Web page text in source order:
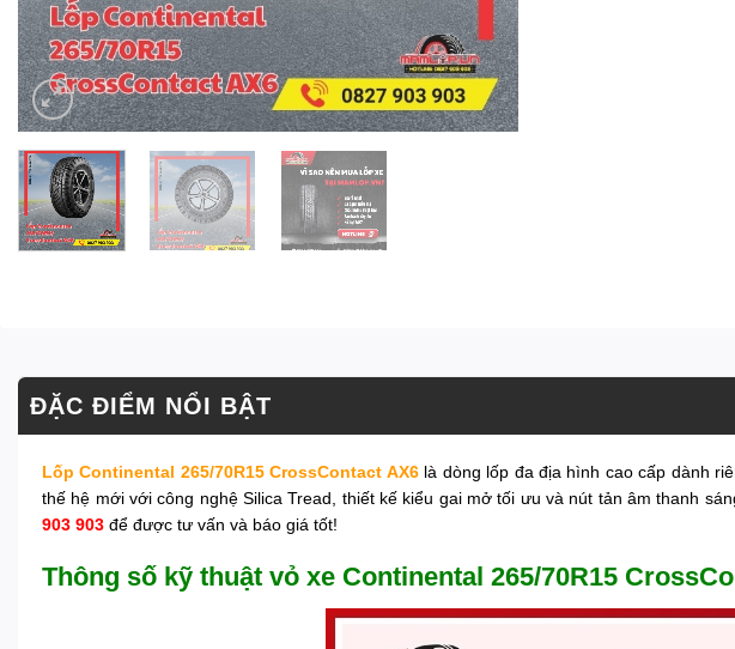
ĐẶC ĐIỂM NỔI BẬT
Lốp Continental 265/70R15 CrossContact AX6là dòng lốp đa địa hình cao cấp dành
thế hệ mới với công nghệ Silica Tread, thiết kế kiểu gai mở tối ưu và nút tản âm thanh
903 903 để được tư vấn và báo giá tốt!
Thông số kỹ thuật vỏ xe Continental 265/70R15